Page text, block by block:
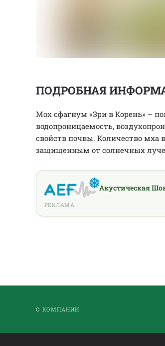
ПОДРОБНАЯ
Мох сфагнум «Зри в Корень» –
водопроницаемость,
свойств почвы. Количество мха
защищенным от солнечных
Акустическая
РЕКЛАМА
О КОМПАНИИ